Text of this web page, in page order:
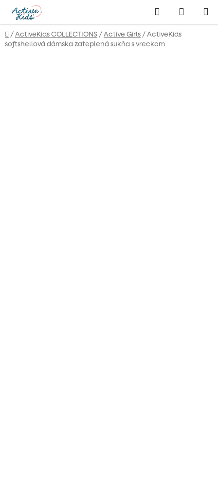
obsah
Hľadať
KOŠÍK
Domov
/ActiveKids COLLECTIONS/Active Girls/ActiveKids
softshellová dámska zateplená sukňa s vreckom